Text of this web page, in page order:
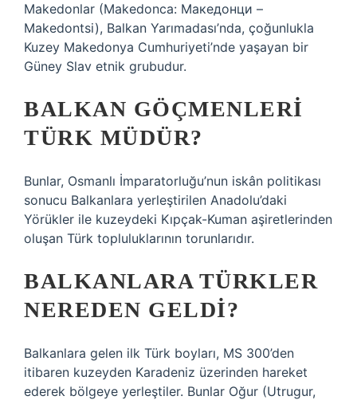
Makedonlar (Makedonca: Македонци –
Makedontsi), Balkan Yarımadası’nda, çoğunlukla
Kuzey Makedonya Cumhuriyeti’nde yaşayan bir
Güney Slav etnik grubudur.
BALKAN GÖÇMENLERI
TÜRK MÜDÜR?
Bunlar, Osmanlı İmparatorluğu’nun iskân politikası
sonucu Balkanlara yerleştirilen Anadolu’daki
Yörükler ile kuzeydeki Kıpçak-Kuman aşiretlerinden
oluşan Türk topluluklarının torunlarıdır.
BALKANLARA TÜRKLER
NEREDEN GELDI?
Balkanlara gelen ilk Türk boyları, MS 300’den
itibaren kuzeyden Karadeniz üzerinden hareket
ederek bölgeye yerleştiler. Bunlar Oğur (Utrugur,